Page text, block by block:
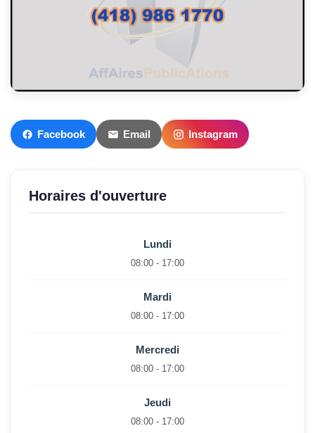
Facebook Email Instagram
Horaires d'ouverture
Lundi
08:00 - 17:00
Mardi
08:00 - 17:00
Mercredi
08:00 - 17:00
Jeudi
08:00 - 17:00